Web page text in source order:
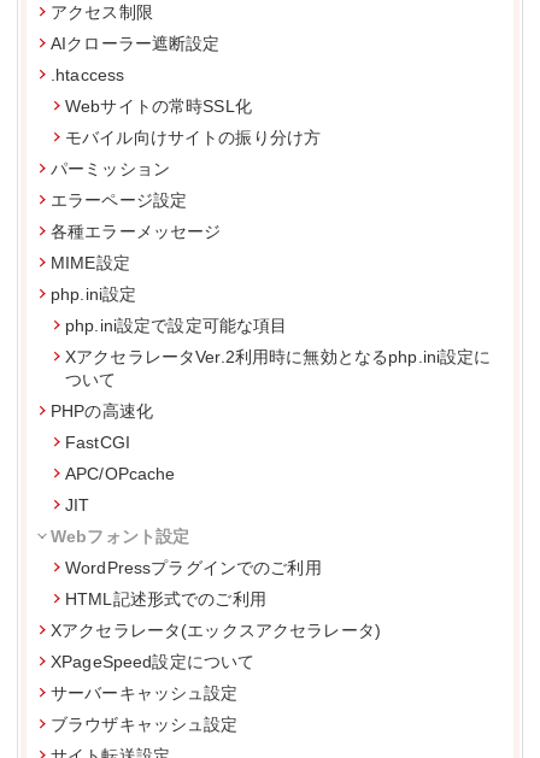
アクセス制限
AIクローラー遮断設定
.htaccess
Webサイトの常時SSL化
モバイル向けサイトの振り分け方
パーミッション
エラーページ設定
各種エラーメッセージ
MIME設定
php.ini設定
php.ini設定で設定可能な項目
XアクセラレータVer.2利用時に無効となるphp.ini設定に
ついて
PHPの高速化
FastCGI
APC/OPcache
JIT
Webフォント設定
WordPressプラグインでのご利用
HTML記述形式でのご利用
Xアクセラレータ(エックスアクセラレータ)
XPageSpeed設定について
サーバーキャッシュ設定
ブラウザキャッシュ設定